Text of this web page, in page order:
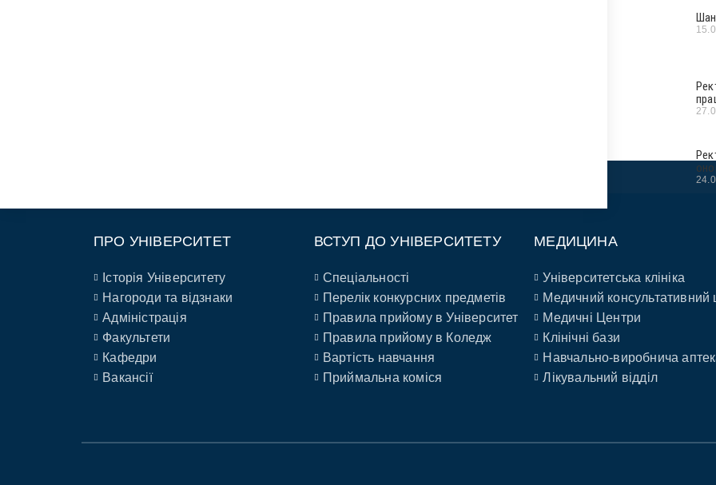
ПРО УНІВЕРСИТЕТ
Історія Університету
Нагороди та відзнаки
Адміністрація
Факультети
Кафедри
Вакансії
ВСТУП ДО УНІВЕРСИТЕТУ
Спеціальності
Перелік конкурсних предметів
Правила прийому в Університет
Правила прийому в Коледж
Вартість навчання
Приймальна коміся
МЕДИЦИНА
Університетська клініка
Медичний консультативний
Медичні Центри
Клінічні бази
Навчально-виробнича
Лікувальний відділ